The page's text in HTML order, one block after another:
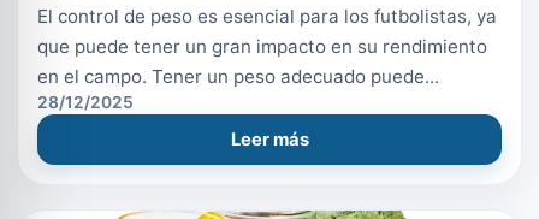
El control de peso es esencial para los futbolistas, ya
que puede tener un gran impacto en su rendimiento
en el campo. Tener un peso adecuado puede...
28/12/2025
Leer más